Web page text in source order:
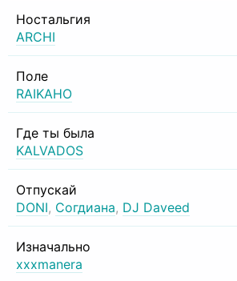
Ностальгия
ARCHI
Поле
RAIKAHO
Где ты была
KALVADOS
Отпускай
DONI, Согдиана, DJ Daveed
Изначально
xxxmanera